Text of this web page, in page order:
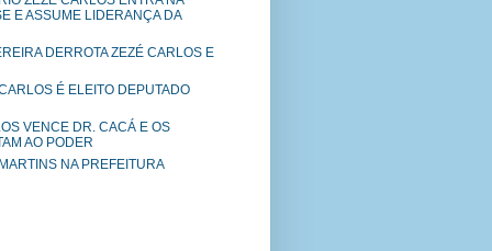
E ASSUME LIDERANÇA DA
DERROTA ZEZÉ CARLOS E
É ELEITO DEPUTADO
VENCE DR. CACÁ E OS
AO PODER
NA PREFEITURA